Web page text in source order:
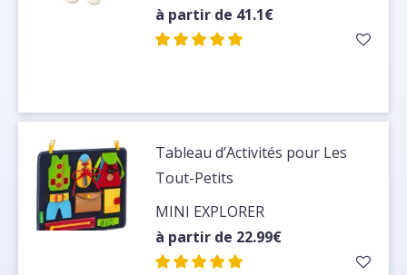
à partir de 41.1€
Tableau d’Activités pour Les
Tout-Petits
MINI EXPLORER
à partir de 22.99€